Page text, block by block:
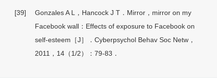
[39]
Gonzales A L，Hancock J T．Mirror，mirror on my
Facebook wall：Effects of exposure to Facebook on
self-esteem［J］．Cyberpsychol Behav Soc Netw，
2011，14（1/2）：79-83．